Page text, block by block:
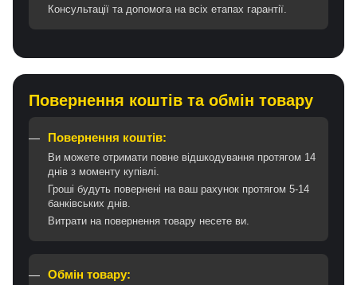
Консультації та допомога на всіх етапах гарантії.
Повернення коштів та обмін товару
Повернення коштів:
Ви можете отримати повне відшкодування протягом 14
днів з моменту купівлі.
Гроші будуть повернені на ваш рахунок протягом 5-14
банківських днів.
Витрати на повернення товару несете ви.
Обмін товару: